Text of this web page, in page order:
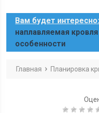
Вам будет интересно:
наплавляемая
особенности
Главная Планировка